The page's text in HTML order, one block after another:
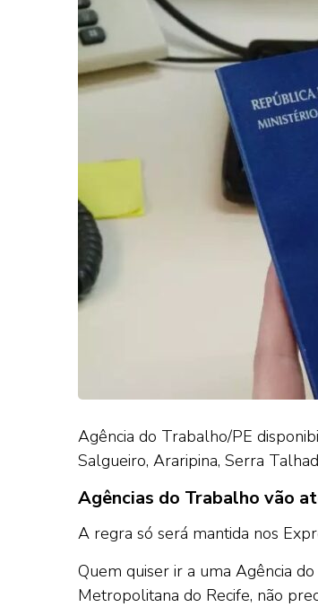
Agência do Trabalho/PE
Salgueiro, Araripina, Serra
Agências do Trabalho vão
A regra só será mantida nos
Quem quiser ir a uma Agência
Metropolitana do Recife, não